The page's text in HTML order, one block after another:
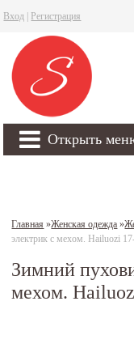
Вход Регистрация
Открыть
Главная »Женская одежда »
электрик с мехом. Hailuozi
Зимний
мехом.